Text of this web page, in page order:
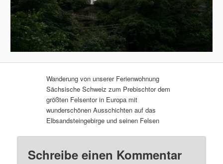
Wanderung von unserer Ferienwohnung
Sächsische Schweiz zum Prebischtor dem
größten Felsentor in Europa mit
wunderschönen Ausschichten auf das
Elbsandsteingebirge und seinen Felsen
Schreibe einen Kommentar